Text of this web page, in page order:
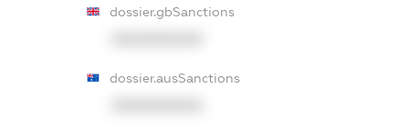
dossier.gbSanctions
dossier.ausSanctions